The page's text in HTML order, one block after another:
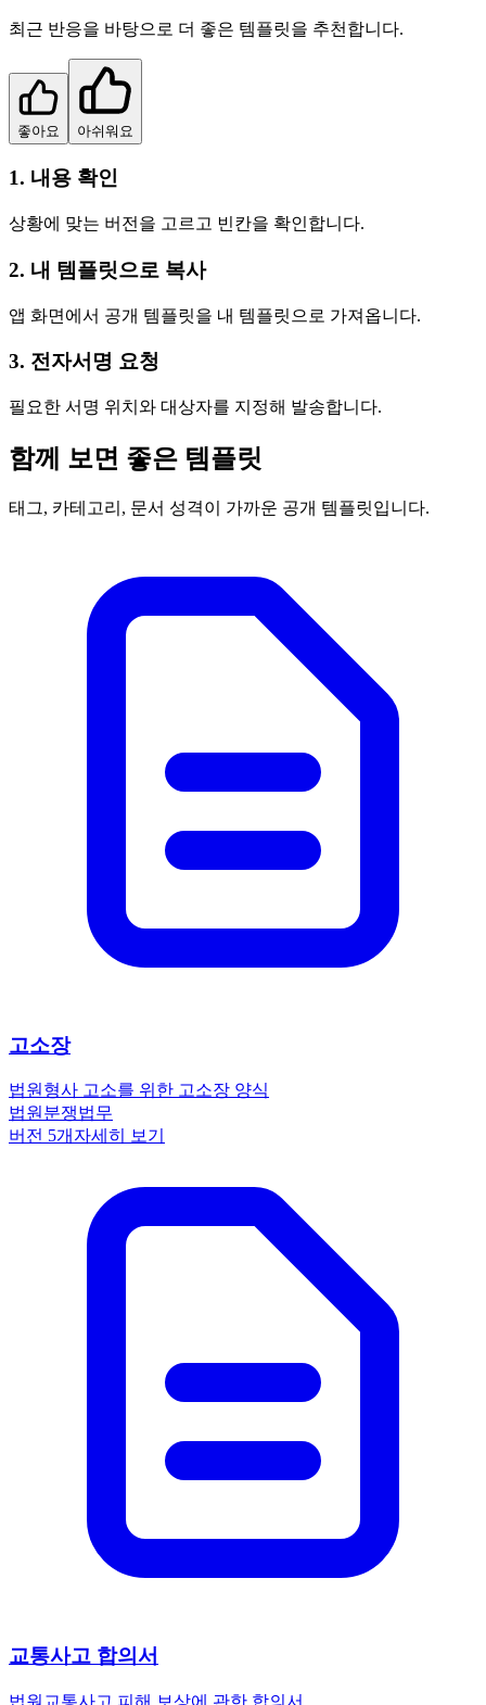
최근 반응을 바탕으로 더 좋은 템플릿을 추천합니다.
좋아요 아쉬워요
1. 내용 확인
상황에 맞는 버전을 고르고 빈칸을 확인합니다.
2. 내 템플릿으로 복사
앱 화면에서 공개 템플릿을 내 템플릿으로 가져옵니다.
3. 전자서명 요청
필요한 서명 위치와 대상자를 지정해 발송합니다.
함께 보면 좋은 템플릿
태그, 카테고리, 문서 성격이 가까운 공개 템플릿입니다.
고소장
법원 형사 고소를 위한 고소장 양식
법원 분쟁법무
버전 5개 자세히 보기
교통사고 합의서
법원 교통사고 피해 보상에 관한 합의서